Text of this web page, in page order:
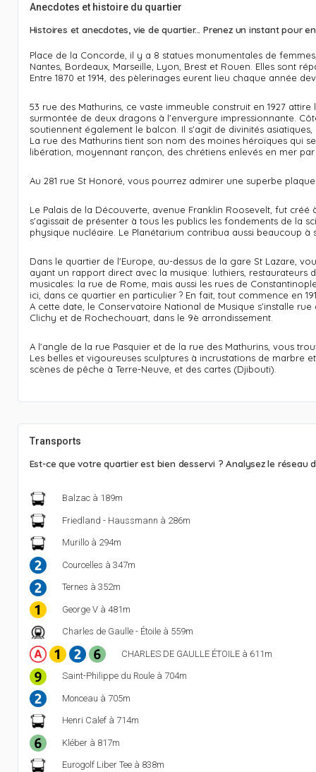
Anecdotes et histoire du quartier
Histoires et anecdotes, vie de quartier... Prenez un instant pour
Place de la Concorde, il y a 8 statues monumentales de
Nantes, Bordeaux, Marseille, Lyon, Brest et Rouen. Elles sont
Entre 1870 et 1914, des pèlerinages eurent lieu chaque année
53 rue des Mathurins, ce vaste immeuble construit en 1927
surmontée de deux dragons à l'envergure impressionnante.
soutiennent également le balcon. Il s'agit de divinités
La rue des Mathurins tient son nom des moines héroïques qui
libération, moyennant rançon, des chrétiens enlevés en mer
Au 281 rue St Honoré, vous pourrez admirer une superbe
Le Palais de la Découverte, avenue Franklin Roosevelt, fut créé
s'agissait de présenter à tous les publics les fondements de la
physique nucléaire. Le Planétarium contribua aussi beaucoup à
Dans le quartier de l'Europe, au-dessus de la gare St Lazare,
ayant un rapport direct avec la musique: luthiers, restaurateurs
musicales: la rue de Rome, mais aussi les rues de
ici, dans ce quartier en particulier ? En fait, tout commence en
A cette date, le Conservatoire National de Musique s'installe
Clichy et de Rochechouart, dans le 9è arrondissement.
A l'angle de la rue Pasquier et de la rue des Mathurins, vous
Les belles et vigoureuses sculptures à incrustations de marbre
scènes de pêche à Terre-Neuve, et des cartes (Djibouti).
Transports
Est-ce que votre quartier est bien desservi ? Analysez le réseau
Balzac à 189m
Friedland - Haussmann à 286m
Murillo à 294m
Courcelles à 347m
Ternes à 352m
George V à 481m
Charles de Gaulle - Étoile à 559m
CHARLES DE GAULLE ÉTOILE à 611m
Saint-Philippe du Roule à 704m
Monceau à 705m
Henri Calef à 714m
Kléber à 817m
Eurogolf Liber Tee à 838m